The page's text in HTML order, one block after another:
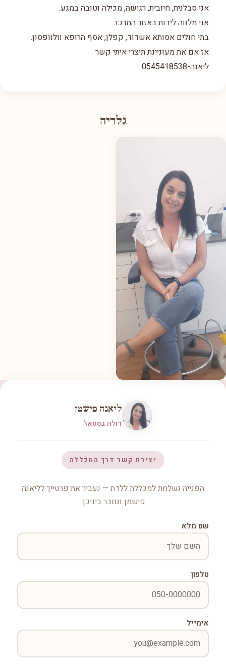
אני סבלנית, חיובית, רגישה, מכילה וטובה במגע.
אני מלווה לידות באזור המרכז:
בתי חולים אסותא אשדוד, קפלן, אסף הרופא וולוופסון.
אז אם את מעוניינת תיצרי איתי קשר
ליאנה-0545418538
גלריה
ליאנה פישמן
דולה בסטאז'
יצירת קשר דרך המכללה
הפנייה נשלחת למכללת ללדת — נעביר את פרטייך לליאנה
פישמן ונחבר ביניכן.
שם מלא
טלפון
אימייל